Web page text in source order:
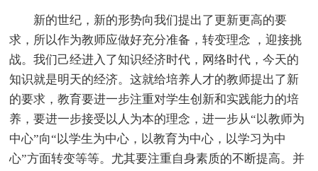
新的世纪，新的形势向我们提出了更新更高的要
求，所以作为教师应做好充分准备，转变理念 ，迎接挑
战。我们己经进入了知识经济时代，网络时代，今天的
知识就是明天的经济。这就给培养人才的教师提出了新
的要求，教育要进一步注重对学生创新和实践能力的培
养，要进一步接受以人为本的理念，进一步从“以教师为
中心”向“以学生为中心，以教育为中心，以学习为中
心”方面转变等等。尤其要注重自身素质的不断提高。并